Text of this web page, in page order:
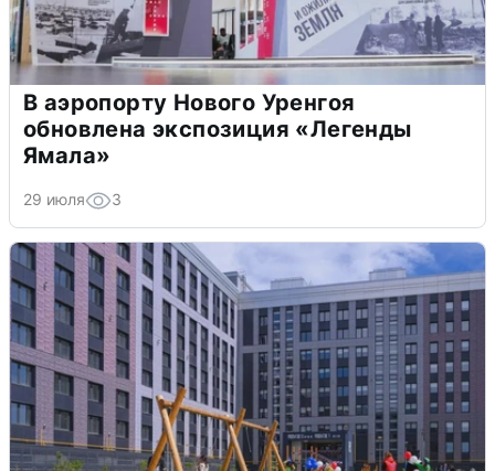
В аэропорту Нового Уренгоя
обновлена экспозиция «Легенды
Ямала»
29 июля 3